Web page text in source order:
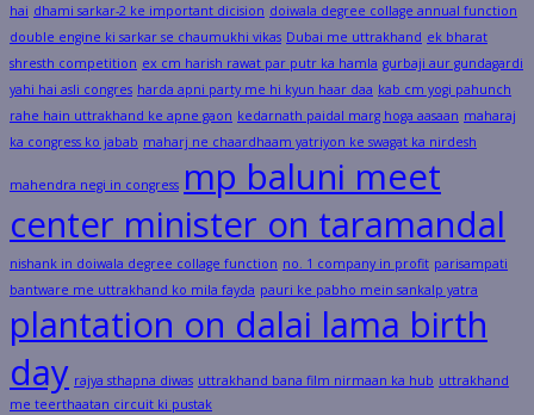
hai dhami sarkar-2 ke important dicision doiwala degree collage annual function
double engine ki sarkar se chaumukhi vikas Dubai me uttrakhand ek bharat
shresth competition ex cm harish rawat par putr ka hamla gurbaji aur gundagardi
yahi hai asli congres harda apni party me hi kyun haar daa kab cm yogi pahunch
rahe hain uttrakhand ke apne gaon kedarnath paidal marg hoga aasaan maharaj
ka congress ko jabab maharj ne chaardhaam yatriyon ke swagat ka nirdesh
mahendra negi in congress mp baluni meet
center minister on taramandal
nishank in doiwala degree collage function no. 1 company in profit parisampati
bantware me uttrakhand ko mila fayda pauri ke pabho mein sankalp yatra
plantation on dalai lama birth
day rajya sthapna diwas uttrakhand bana film nirmaan ka hub uttrakhand
me teerthaatan circuit ki pustak